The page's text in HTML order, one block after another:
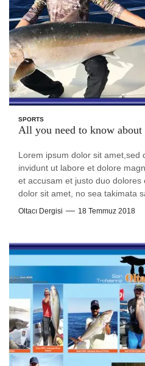
SPORTS
All you need to know about
Lorem ipsum dolor sit amet,sed
invidunt ut labore et dolore magna
et accusam et justo duo dolores et ea
dolor sit amet, no sea takimata sanctus est Lorem ipsum
dolor sit amet. Stet clita kasd gubergren, no sea takimata
Oltacı Dergisi 18 Temmuz 2018